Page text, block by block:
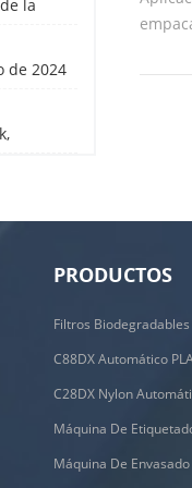
la
de 2024
PRODUCTOS